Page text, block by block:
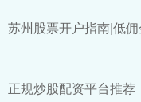
苏州股票开户指南|低
正规炒股配资平台推荐